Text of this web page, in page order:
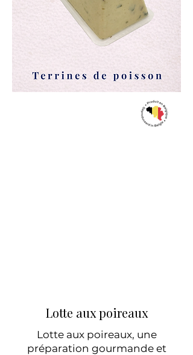
Lotte aux poireaux
Lotte aux poireaux, une
préparation gourmande et